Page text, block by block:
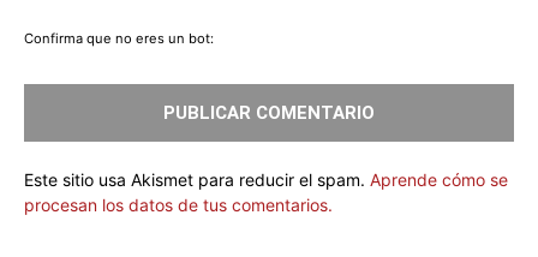
Confirma que no eres un bot:
Este sitio usa Akismet para reducir el spam. Aprende cómo se
procesan los datos de tus comentarios.